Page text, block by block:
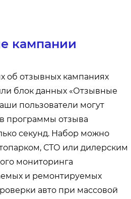
кампании
об отзывных кампаниях
блок данных «Отзывные
пользователи могут
программы отзыва
секунд. Набор можно
СТО или дилерским
мониторинга
и ремонтируемых
авто при массовой